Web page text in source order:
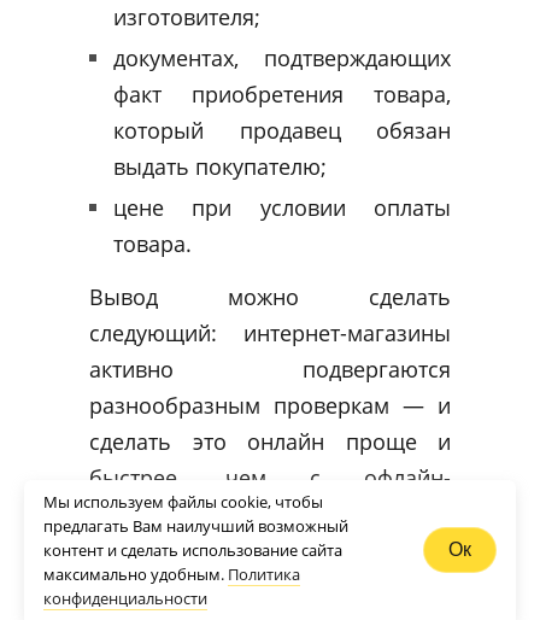
изготовителя;
документах, подтверждающих
факт приобретения товара,
который продавец обязан
выдать покупателю;
цене при условии оплаты
товара.
Вывод можно сделать
следующий: интернет-магазины
активно подвергаются
разнообразным проверкам — и
сделать это онлайн проще и
быстрее, чем с офлайн-
компаниями. Учиться же на
чужих ошибках дешевле и
продуктивнее для любого
Мы используем файлы cookie, чтобы
предлагать Вам наилучший возможный
контент и сделать использование сайта
максимально удобным. Политика
конфиденциальности
Ок